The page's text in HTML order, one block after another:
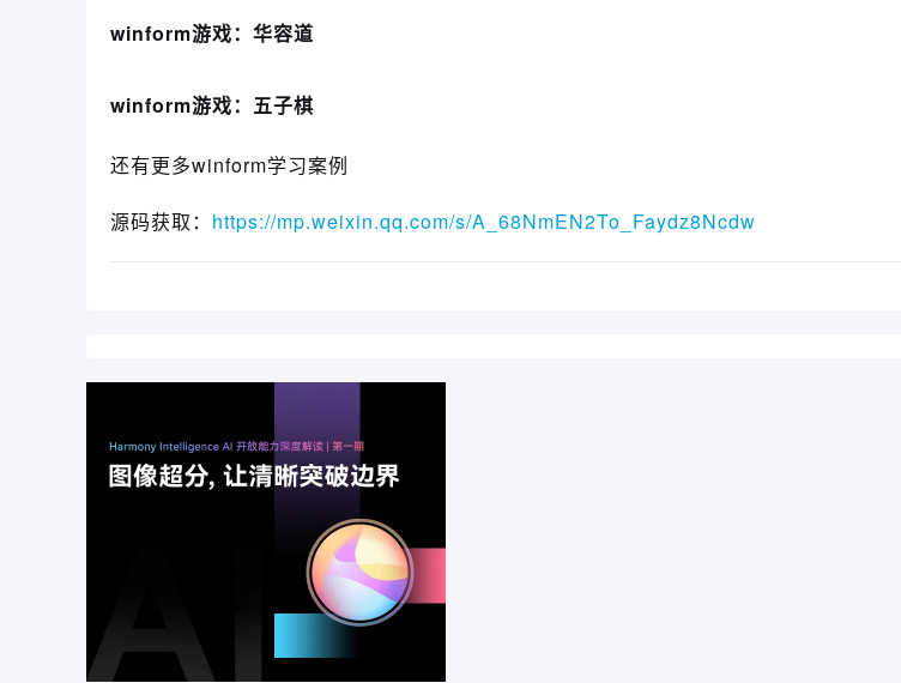
winform游戏：华容道
winform游戏：五子棋
还有更多winform学习案例
源码获取： https://mp.weixin.qq.com/s/A_68NmEN2To_Faydz8Ncdw